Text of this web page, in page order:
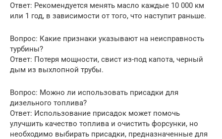
Ответ: Рекомендуется менять масло каждые 10 000 км
или 1 год, в зависимости от того, что наступит раньше.
Вопрос: Какие признаки указывают на неисправность
турбины?
Ответ: Потеря мощности, свист из-под капота, черный
дым из выхлопной трубы.
Вопрос: Можно ли использовать присадки для
дизельного топлива?
Ответ: Использование присадок может помочь
улучшить качество топлива и очистить форсунки, но
необходимо выбирать присадки, предназначенные для